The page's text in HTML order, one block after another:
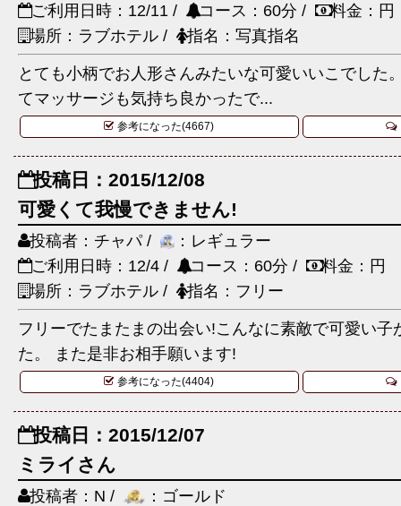
ご利用日時：12/11 /
コース：60分 /
料金：円
場所：ラブホテル /
指名：写真指名
とても小柄でお人形さんみたいな可愛いいこでした
てマッサージも気持ち良かったで...
参考になった(4667)
投稿日：2015/12/08
可愛くて我慢できません!
投稿者：チャパ /
：レギュラー
ご利用日時：12/4 /
コース：60分 /
料金：円
場所：ラブホテル /
指名：フリー
フリーでたまたまの出会い!こんなに素敵で可愛い子
た。 また是非お相手願います!
参考になった(4404)
投稿日：2015/12/07
ミライさん
投稿者：N /
：ゴールド